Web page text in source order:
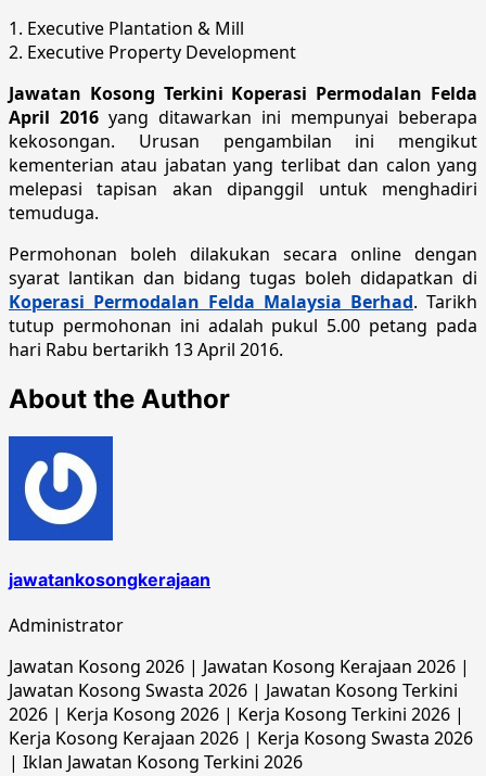
1. Executive Plantation & Mill
2. Executive Property Development
Jawatan Kosong Terkini Koperasi Permodalan Felda
April 2016 yang ditawarkan ini mempunyai beberapa
kekosongan. Urusan pengambilan ini mengikut
kementerian atau jabatan yang terlibat dan calon yang
melepasi tapisan akan dipanggil untuk menghadiri
temuduga.
Permohonan boleh dilakukan secara online dengan
syarat lantikan dan bidang tugas boleh didapatkan di
Koperasi Permodalan Felda Malaysia Berhad. Tarikh
tutup permohonan ini adalah pukul 5.00 petang pada
hari Rabu bertarikh 13 April 2016.
About the Author
jawatankosongkerajaan
Administrator
Jawatan Kosong 2026 | Jawatan Kosong Kerajaan 2026 |
Jawatan Kosong Swasta 2026 | Jawatan Kosong Terkini
2026 | Kerja Kosong 2026 | Kerja Kosong Terkini 2026 |
Kerja Kosong Kerajaan 2026 | Kerja Kosong Swasta 2026
| Iklan Jawatan Kosong Terkini 2026